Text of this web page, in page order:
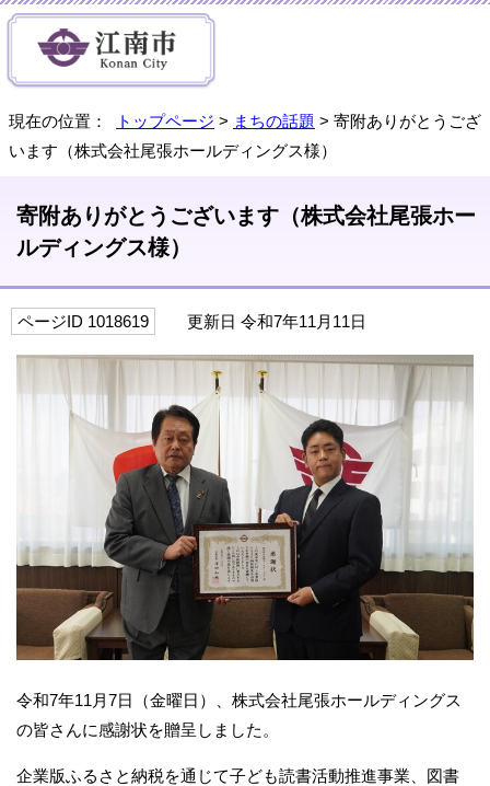
現在の位置： トップページ > まちの話題 > 寄附ありがとうござ
います（株式会社尾張ホールディングス様）
寄附ありがとうございます（株式会社尾張ホー
ルディングス様）
ページID 1018619 更新日 令和7年11月11日
令和7年11月7日（金曜日）、株式会社尾張ホールディングス
の皆さんに感謝状を贈呈しました。
企業版ふるさと納税を通じて子ども読書活動推進事業、図書